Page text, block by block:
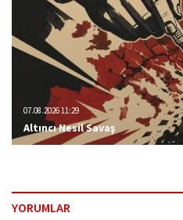
07.08.2026 11:29
Altıncı Nesil Savaş
YORUMLAR